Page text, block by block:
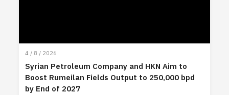
4 / 8 / 2026
Syrian Petroleum Company and HKN Aim to
Boost Rumeilan Fields Output to 250,000 bpd
by End of 2027